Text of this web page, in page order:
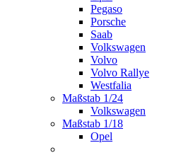
Pegaso
Porsche
Saab
Volkswagen
Volvo
Volvo Rallye
Westfalia
Maßstab 1/24
Volkswagen
Maßstab 1/18
Opel